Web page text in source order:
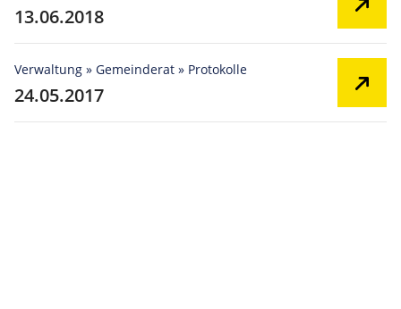
13.06.2018
Verwaltung » Gemeinderat » Protokolle
24.05.2017